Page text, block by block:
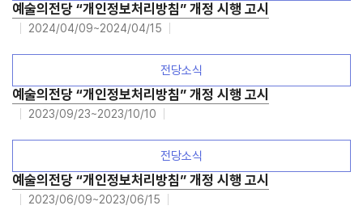
예술의전당 “개인정보처리방침” 개정 시행 고시
2024/04/09~2024/04/15
전당소식
예술의전당 “개인정보처리방침” 개정 시행 고시
2023/09/23~2023/10/10
전당소식
예술의전당 “개인정보처리방침” 개정 시행 고시
2023/06/09~2023/06/15